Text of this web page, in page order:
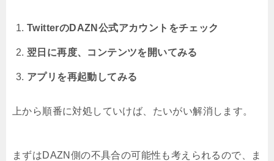
TwitterのDAZN公式アカウントをチェック
翌日に再度、コンテンツを開いてみる
アプリを再起動してみる
上から順番に対処していけば、たいがい解消します。
まずはDAZN側の不具合の可能性も考えられるので、ま